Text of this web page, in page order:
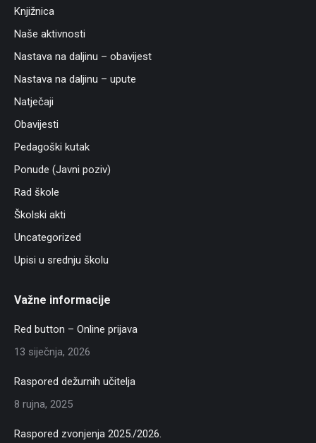
Knjižnica
Naše aktivnosti
Nastava na daljinu – obavijest
Nastava na daljinu – upute
Natječaji
Obavijesti
Pedagoški kutak
Ponude (Javni poziv)
Rad škole
Školski akti
Uncategorized
Upisi u srednju školu
Važne informacije
Red button – Online prijava
13 siječnja, 2026
Raspored dežurnih učitelja
8 rujna, 2025
Raspored zvonjenja 2025./2026.